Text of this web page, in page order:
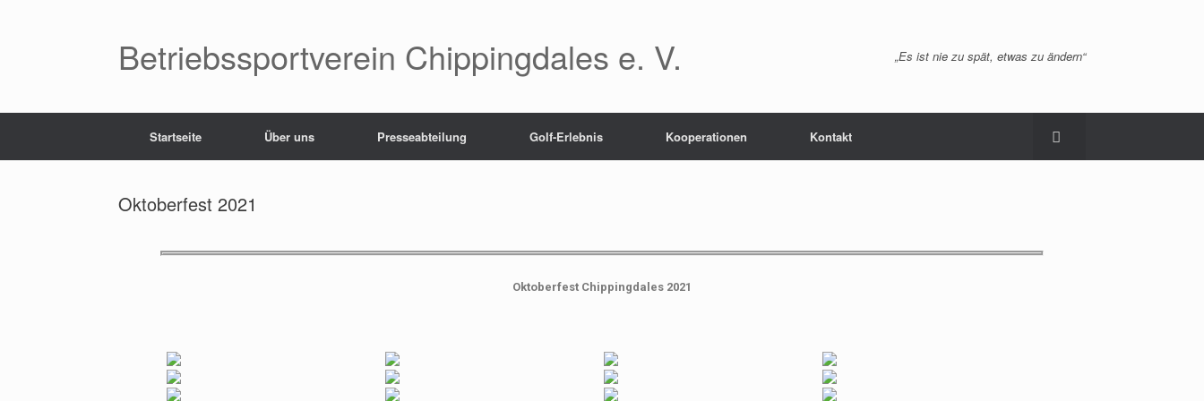
Betriebssportverein Chippingdales e. V. „Es ist nie zu spät, etwas zu ändern“
Startseite Über uns Presseabteilung Golf-Erlebnis Kooperationen Kontakt
Oktoberfest 2021
Oktoberfest Chippingdales 2021